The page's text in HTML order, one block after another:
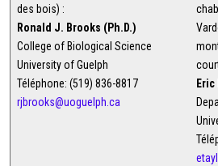
des bois) :
Ronald J. Brooks (Ph.D.)
College of Biological Science
University of Guelph
Téléphone: (519) 836-8817
rjbrooks@uoguelph.ca